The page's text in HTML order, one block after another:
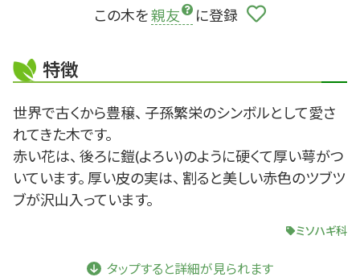
この木を親友 に登録
特徴
世界で古くから豊穣、 子孫繁栄のシンボルとして愛さ
れてきた木です。
赤い花は、 後ろに鎧(よろい)のように硬くて厚い萼がつ
いています。 厚い皮の実は、 割ると美しい赤色のツブツ
ブが沢山入っています。
ミソハギ科
タップすると詳細が見られます